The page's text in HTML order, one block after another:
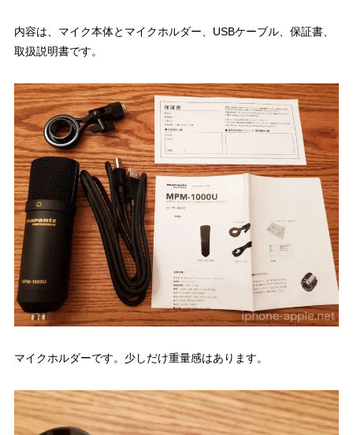
内容は、マイク本体とマイクホルダー、USBケーブル、保証書、
取扱説明書です。
マイクホルダーです。少しだけ重量感はあります。